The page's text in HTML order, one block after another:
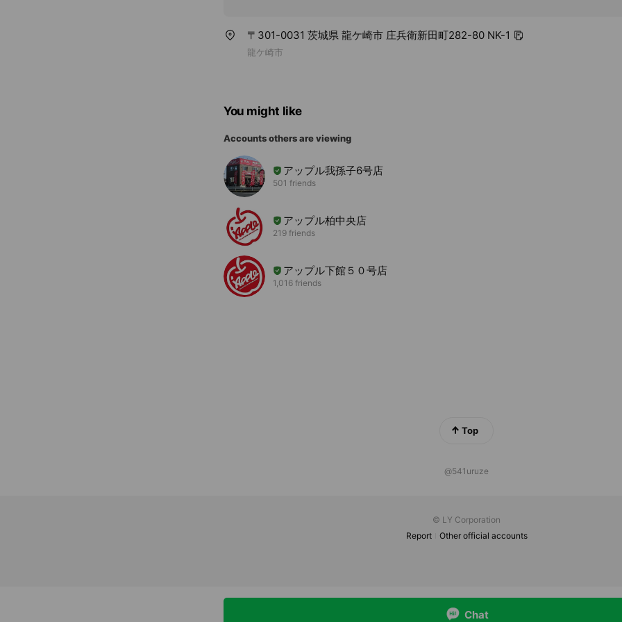
〒301-0031 茨城県 龍ケ崎市 庄兵衛新田町282-80 NK-1
龍ケ崎市
You might like
Accounts others are viewing
アップル我孫子6号店
501 friends
アップル柏中央店
219 friends
アップル下館５０号店
1,016 friends
Top
@541uruze
© LY Corporation
Report
Other official accounts
Chat